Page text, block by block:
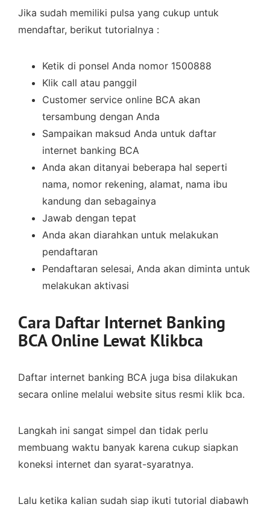
Jika sudah memiliki pulsa yang cukup untuk
mendaftar, berikut tutorialnya :
Ketik di ponsel Anda nomor 1500888
Klik call atau panggil
Customer service online BCA akan
tersambung dengan Anda
Sampaikan maksud Anda untuk daftar
internet banking BCA
Anda akan ditanyai beberapa hal seperti
nama, nomor rekening, alamat, nama ibu
kandung dan sebagainya
Jawab dengan tepat
Anda akan diarahkan untuk melakukan
pendaftaran
Pendaftaran selesai, Anda akan diminta untuk
melakukan aktivasi
Cara Daftar Internet Banking
BCA Online Lewat Klikbca
Daftar internet banking BCA juga bisa dilakukan
secara online melalui website situs resmi klik bca.
Langkah ini sangat simpel dan tidak perlu
membuang waktu banyak karena cukup siapkan
koneksi internet dan syarat-syaratnya.
Lalu ketika kalian sudah siap ikuti tutorial diabawh